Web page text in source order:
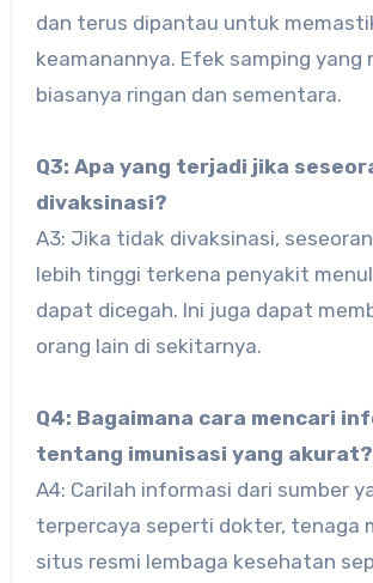
dan terus dipantau untuk
keamanannya. Efek samping yang
biasanya ringan dan sementara.
Q3: Apa yang terjadi jika
divaksinasi?
A3: Jika tidak divaksinasi,
lebih tinggi terkena penyakit
dapat dicegah. Ini juga dapat
orang lain di sekitarnya.
Q4: Bagaimana cara mencari
tentang imunisasi yang akurat?
A4: Carilah informasi dari sumber
terpercaya seperti dokter, tenaga
situs resmi lembaga kesehatan